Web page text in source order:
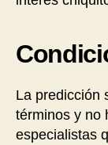
La predicción
términos y no
especialistas